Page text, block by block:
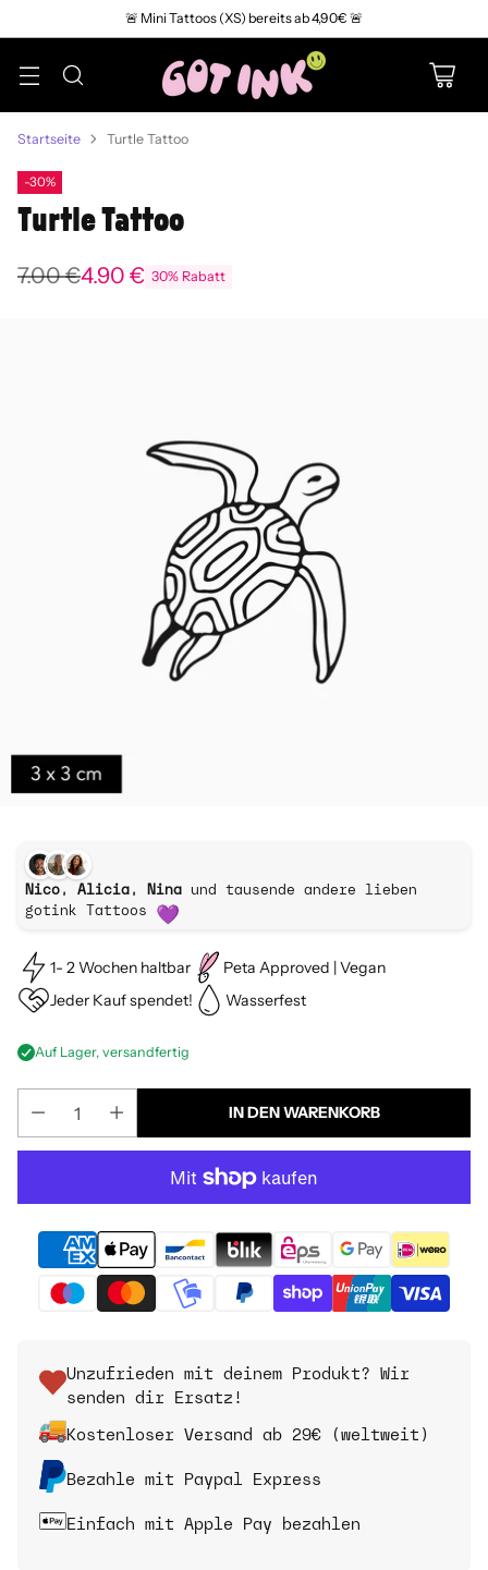
🚨 Mini Tattoos (XS) bereits ab 4,90€ 🚨
Startseite Turtle Tattoo
-30%
Turtle Tattoo
Normaler
7.00 €4.90 € 30% Rabatt
Nico, Alicia, Nina und tausende andere lieben
gotink Tattoos
1- 2 Wochen haltbar
Peta Approved | Vegan
Jeder Kauf spendet!
Wasserfest
Auf Lager, versandfertig
IN DEN WARENKORB
Unzufrieden mit deinem Produkt? Wir
senden dir Ersatz!
Kostenloser Versand ab 29€ (weltweit)
Bezahle mit Paypal Express
Einfach mit Apple Pay bezahlen